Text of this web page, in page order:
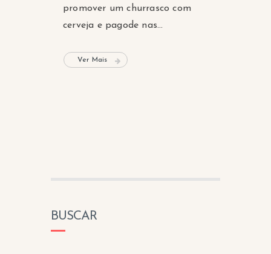
promover um churrasco com
cerveja e pagode nas...
Ver Mais
BUSCAR